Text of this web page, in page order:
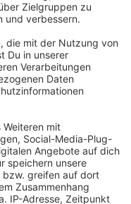
Bahnhof
die Zeitung.
Straße zusätzliche
Der Millinger
des VRR
in bei der
nur ein